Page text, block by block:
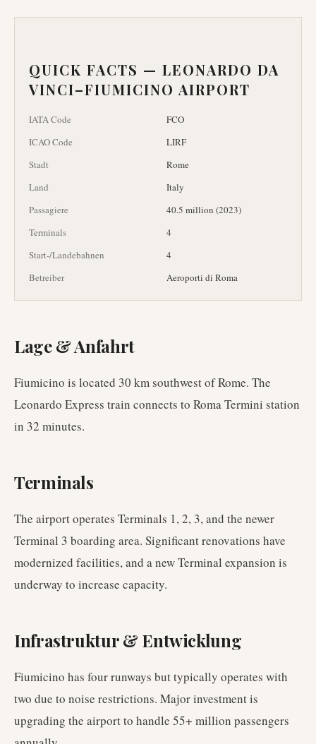
QUICK FACTS — LEONARDO DA
VINCI–FIUMICINO AIRPORT
IATA Code
FCO
ICAO Code
LIRF
Stadt
Rome
Land
Italy
Passagiere
40.5 million (2023)
Terminals
4
Start-/Landebahnen
4
Betreiber
Aeroporti di Roma
Lage & Anfahrt
Fiumicino is located 30 km southwest of Rome. The
Leonardo Express train connects to Roma Termini station
in 32 minutes.
Terminals
The airport operates Terminals 1, 2, 3, and the newer
Terminal 3 boarding area. Significant renovations have
modernized facilities, and a new Terminal expansion is
underway to increase capacity.
Infrastruktur & Entwicklung
Fiumicino has four runways but typically operates with
two due to noise restrictions. Major investment is
upgrading the airport to handle 55+ million passengers